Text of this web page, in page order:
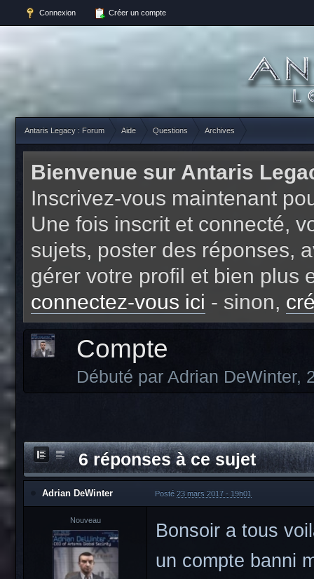
Connexion Créer un compte
Antaris Legacy : Forum Aide Questions Archives
Bienvenue sur Antaris
Inscrivez-vous maintenant
Une fois inscrit et connecté,
sujets, poster des réponses,
gérer votre profil et bien plus
connectez-vous ici - sinon,
Compte
Débuté par Adrian DeWinter,
6 réponses à ce sujet
Adrian DeWinter Posté 23 mars 2017 - 19h01
Nouveau
Bonsoir a tous
un compte banni